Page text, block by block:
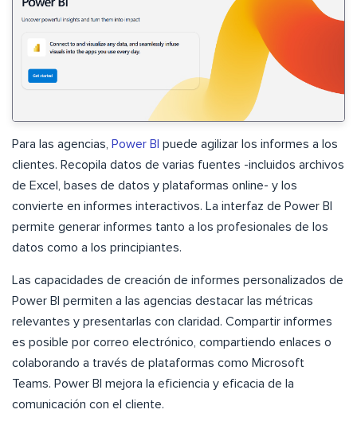
Para las agencias, Power BI puede agilizar los informes a los
clientes. Recopila datos de varias fuentes -incluidos archivos
de Excel, bases de datos y plataformas online- y los
convierte en informes interactivos. La interfaz de Power BI
permite generar informes tanto a los profesionales de los
datos como a los principiantes.
Las capacidades de creación de informes personalizados de
Power BI permiten a las agencias destacar las métricas
relevantes y presentarlas con claridad. Compartir informes
es posible por correo electrónico, compartiendo enlaces o
colaborando a través de plataformas como Microsoft
Teams. Power BI mejora la eficiencia y eficacia de la
comunicación con el cliente.